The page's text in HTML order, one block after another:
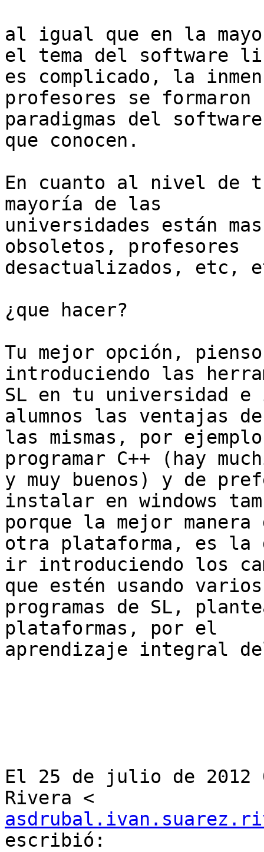
al igual que en la
el tema del software
es complicado, la
profesores se
paradigmas del
que conocen.
En cuanto al nivel de
mayoría de las
universidades están
obsoletos, profesores
desactualizados, etc,
¿que hacer?
Tu mejor opción,
introduciendo las
SL en tu universidad e
alumnos las ventajas de
las mismas, por
programar C++ (hay
y muy buenos) y de
instalar en windows
porque la mejor
otra plataforma, es la
ir introduciendo los
que estén usando varios
programas de SL,
plataformas, por el
aprendizaje integral
El 25 de julio de 2012
escribió: